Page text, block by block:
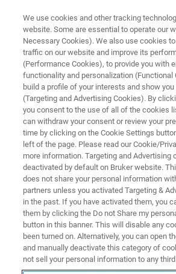
XRD 구성 요소
XRD Non-ambient 스
비-상온 조건에서 샘플에 어떤
에 대한 자세한 지식은 산업 공
나 품질 관리를 수행하거나 연
해 필수적입니다.
We use cookies and other tracking
website. Some are essential to operate our
Necessary Cookies). We also use cookies
traffic on our website and improve its
(Performance Cookies), to provide you with
functionality and personalization (Functional
build a profile of your interests and show you
(Targeting and Advertising Cookies). By
you consent to the use of all of the cookies
can withdraw your consent or review your
time by clicking on the Cookie Settings
left of the page. Please read our Cookie/
more information. Targeting and Advertising
deactivated by default on Bruker website.
does not share your personal information
partners unless you activated Targeting &
in the past. If you have activated them, you
them by clicking the Do not Share my
button in this banner. This will disable any
been turned on. Alternatively, you can open
and manually deactivate this category of
not sell your personal information to any